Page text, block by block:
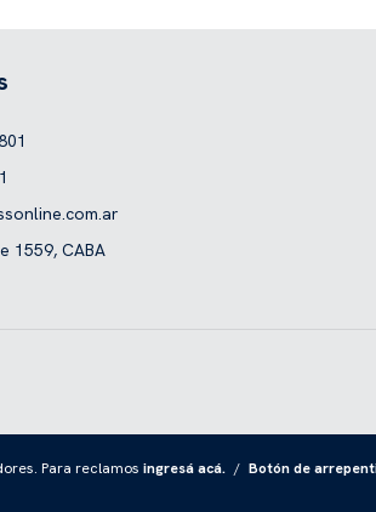
1559, CABA
Para reclamos ingresá acá. / Botón de